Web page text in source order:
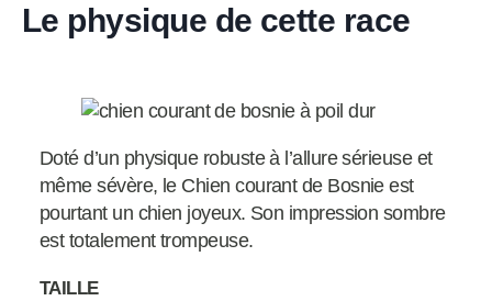
Le physique de cette race
Doté d’un physique robuste à l’allure sérieuse et
même sévère, le Chien courant de Bosnie est
pourtant un chien joyeux. Son impression sombre
est totalement trompeuse.
TAILLE